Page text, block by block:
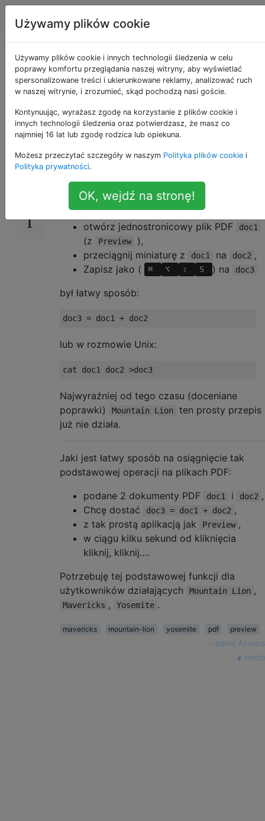
Apple Tagi
Jak połączyć 2
jednostronicowe pliki
PDF
3 Na Lion (z pamięci i już nie mogę
otwórz jednostronicowy plik PDF
(z Preview ),
otwórz jednostronicowy plik PDF
doc1
(z Preview
),
przeciągnij miniaturę z
doc1 na doc2 ,
Zapisz jako (
⌘ ⌥ ⇧ S ) na doc3
był łatwy sposób:
lub w rozmowie Unix:
Najwyraźniej od tego czasu (doceniane
poprawki)
Mountain Lion
ten prosty przepis
już nie działa.
Jaki jest łatwy sposób na osiągnięcie tak
podstawowej operacji na plikach PDF:
podane 2 dokumenty PDF
doc1 i doc2 ,
Chcę dostać
doc3 = doc1 + doc2 ,
z tak prostą aplikacją jak
Preview ,
w ciągu kilku sekund od kliknięcia
kliknij, kliknij….
Potrzebuję tej podstawowej funkcji dla
użytkowników działających
Mountain Lion ,
Mavericks , Yosemite .
mavericks mountain-lion yosemite pdf
preview
daniel Azuelos
źródło
Używamy plików cookie
Używamy plików cookie i innych technologii śledzenia w celu
poprawy komfortu przeglądania naszej witryny, aby wyświetlać
spersonalizowane treści i ukierunkowane reklamy, analizować ruch
w naszej witrynie, i zrozumieć, skąd pochodzą nasi goście.
Kontynuując, wyrażasz zgodę na korzystanie z plików cookie i
innych technologii śledzenia oraz potwierdzasz, że masz co
najmniej 16 lat lub zgodę rodzica lub opiekuna.
Możesz przeczytać szczegóły w naszym Polityka plików cookie i
Polityka prywatności.
OK, wejdź na stronę!